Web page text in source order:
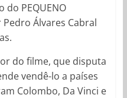
do PEQUENO
Álvares Cabral
do filme, que disputa
vendê-lo a países
Colombo, Da Vinci e